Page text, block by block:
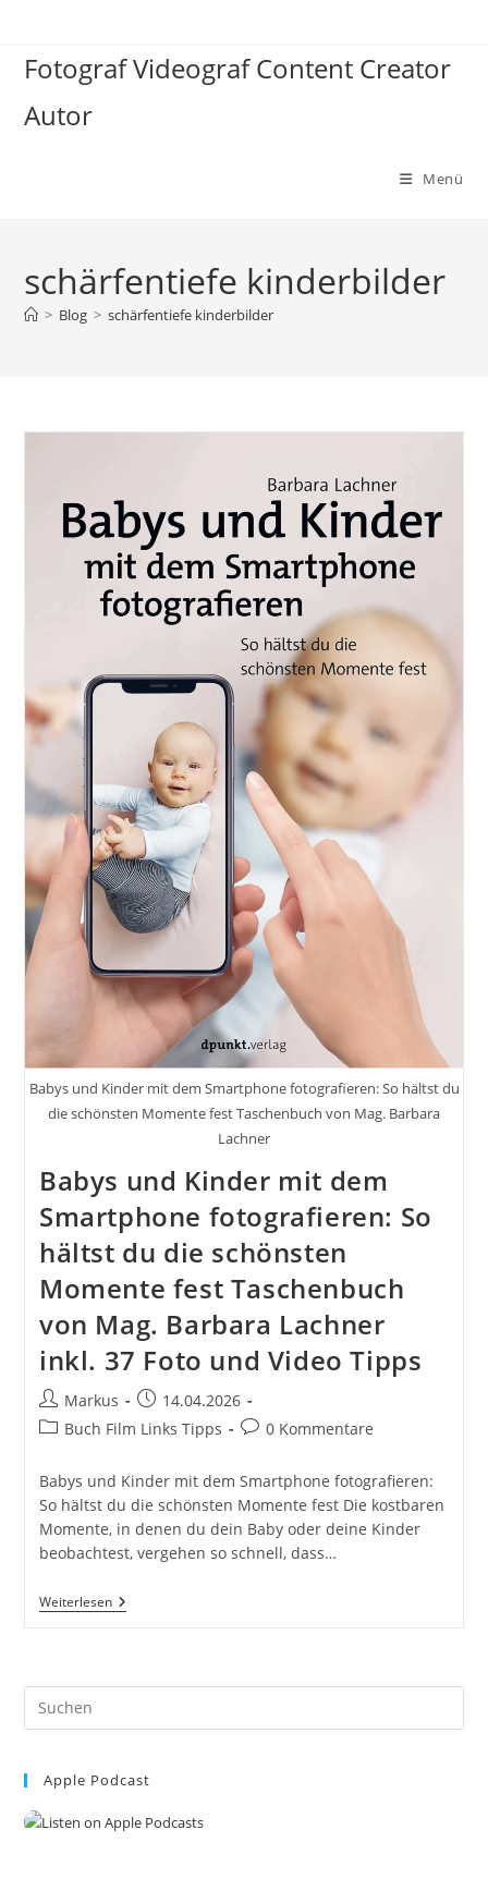
springen
Fotograf Videograf Content Creator
Autor
Menü
schärfentiefe kinderbilder
> Blog > schärfentiefe kinderbilder
Babys und Kinder mit dem Smartphone fotografieren: So hältst du
die schönsten Momente fest Taschenbuch von Mag. Barbara
Lachner
Babys und Kinder mit dem
Smartphone fotografieren: So
hältst du die schönsten
Momente fest Taschenbuch
von Mag. Barbara Lachner
inkl. 37 Foto und Video Tipps
Beitrags-
Autor:
Markus
Beitrag
veröffentlicht:
14.04.2026
Beitrags-
Buch Film Links Tipps
Beitrags-
0 Kommentare
Babys und Kinder mit dem Smartphone fotografieren:
So hältst du die schönsten Momente fest Die kostbaren
Momente, in denen du dein Baby oder deine Kinder
beobachtest, vergehen so schnell, dass…
WeiterlesenBabys
Und
Smartphone
Die
Fest
Apple Podcast